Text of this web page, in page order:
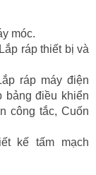
móc.
ráp thiết bị và
ráp máy điện
bảng điều khiển
công tắc, Cuốn
kế tấm mạch